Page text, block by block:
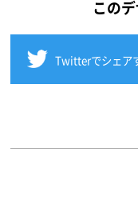
この
Twitterでシェア